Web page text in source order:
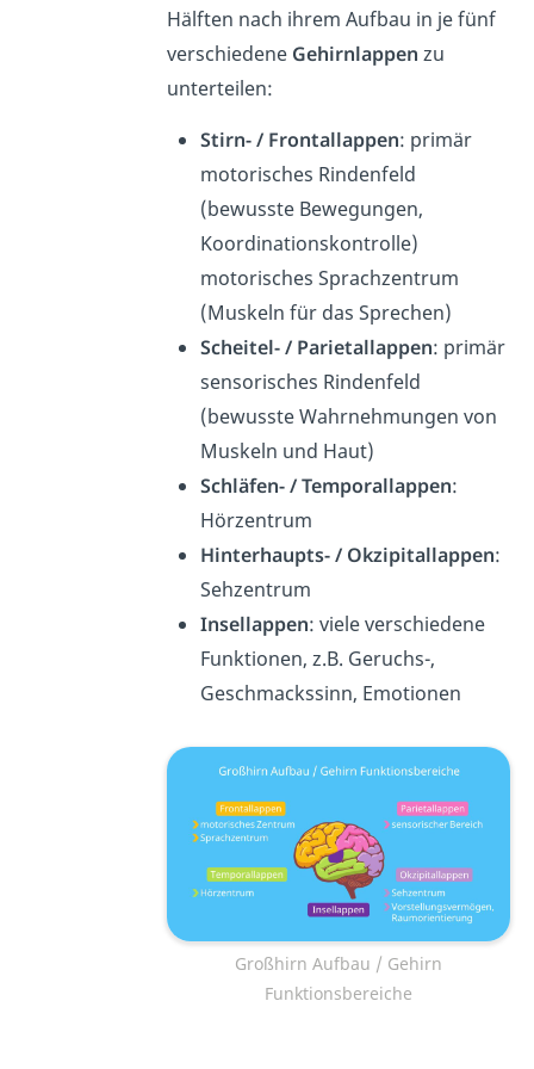
Hälften nach ihrem Aufbau in je fünf
verschiedene Gehirnlappen zu
unterteilen:
Stirn- / Frontallappen: primär
motorisches Rindenfeld
(bewusste Bewegungen,
Koordinationskontrolle)
motorisches Sprachzentrum
(Muskeln für das Sprechen)
Scheitel- / Parietallappen: primär
sensorisches Rindenfeld
(bewusste Wahrnehmungen von
Muskeln und Haut)
Schläfen- / Temporallappen:
Hörzentrum
Hinterhaupts- / Okzipitallappen:
Sehzentrum
Insellappen: viele verschiedene
Funktionen, z.B. Geruchs-,
Geschmackssinn, Emotionen
Großhirn Aufbau / Gehirn
Funktionsbereiche